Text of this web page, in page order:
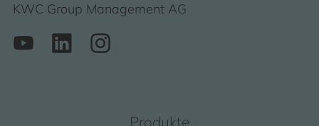
KWC Group Management AG
Produkte